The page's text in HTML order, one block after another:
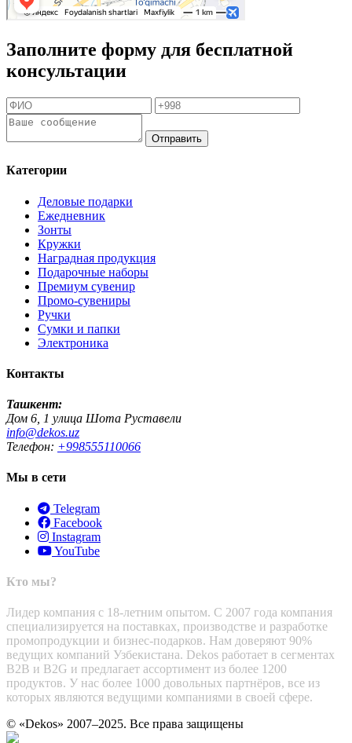
Заполните форму для бесплатной
консультации
Отправить
Категории
Деловые подарки
Ежедневник
Зонты
Кружки
Наградная продукция
Подарочные наборы
Премиум сувенир
Промо-сувениры
Ручки
Сумки и папки
Электроника
Контакты
Ташкент:
Дом 6, 1 улица Шота Руставели
info@dekos.uz
Телефон: +998555110066
Мы в сети
Telegram
Facebook
Instagram
YouTube
Кто мы?
Лидер компания с 18-летним опытом. С 2007 года компания
специализируется на поставках, производстве и разработке
промопродукции и бизнес-подарков. Нам доверяют 90%
ведущих компаний Узбекистана. Dekos работает в сегментах
B2B и B2G и предлагает ассортимент из более 1200
продуктов. У нас более 1000 довольных партнёров, все из
которых являются ведущими компаниями в своей сфере.
© «Dekos» 2007–2025. Все права защищены